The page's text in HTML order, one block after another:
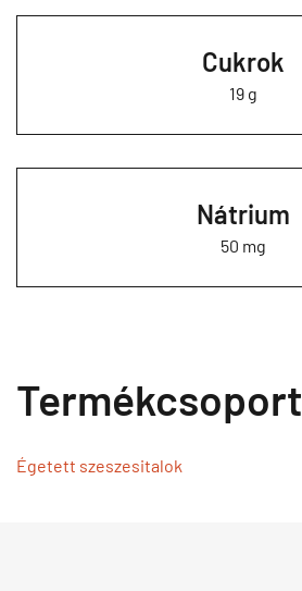
Cukrok
19 g
Nátrium
50 mg
Termékcsoport
Égetett szeszesitalok